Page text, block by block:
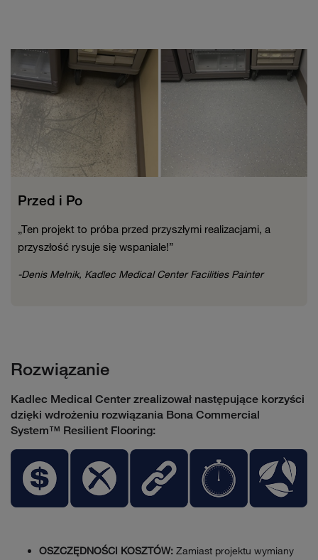
Przed i Po
„Ten projekt to próba przed przyszłymi realizacjami, a
przyszłość rysuje się wspaniale!”
-Denis Melnik, Kadlec Medical Center Facilities Painter
Rozwiązanie
Kadlec Medical Center zrealizował następujące korzyści
dzięki wdrożeniu rozwiązania Bona Commercial
System™ Resilient Flooring:
OSZCZĘDNOŚCI KOSZTÓW: Zamiast projektu wymiany